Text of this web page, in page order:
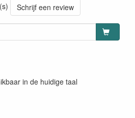
Schrijf een review
in de huidige taal